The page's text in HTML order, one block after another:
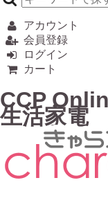
アカウント
会員登録
ログイン
カート
CCP
生活家電